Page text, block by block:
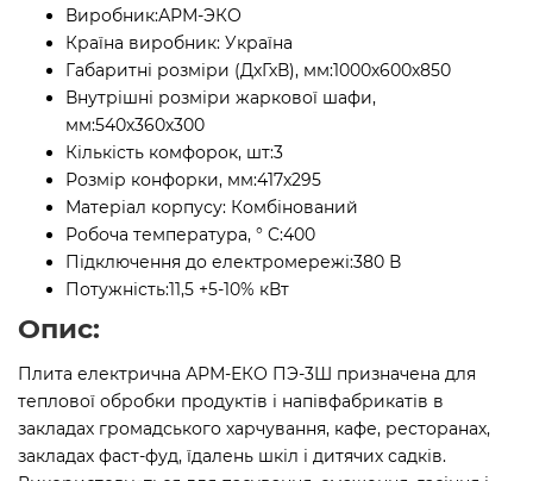
Виробник:АРМ-ЭКО
Країна виробник: Україна
Габаритні розміри (ДхГхВ), мм:1000х600х850
Внутрішні розміри жаркової шафи,
мм:540х360х300
Кількість комфорок, шт:3
Розмір конфорки, мм:417х295
Матеріал корпусу: Комбінований
Робоча температура, ° C:400
Підключення до електромережі:380 В
Потужність:11,5 +5-10% кВт
Опис:
Плита електрична АРМ-ЕКО ПЭ-3Ш призначена для
теплової обробки продуктів і напівфабрикатів в
закладах громадського харчування, кафе, ресторанах,
закладах фаст-фуд, їдалень шкіл і дитячих садків.